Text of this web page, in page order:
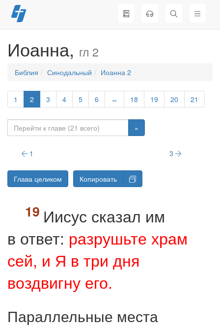
Перейти
к
Иоанна, гл 2
Библия Синодальный Иоанна 2
1 2 3 4 5 6 ↔ 18 19 20 21
»
1 3
Глава целиком Копировать
Иисус сказал им
в ответ: разрушьте храм
сей, и Я в три дня
воздвигну его.
Параллельные места